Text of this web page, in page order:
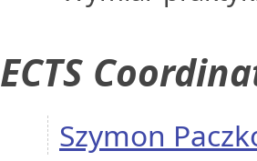
ECTS
Szymon